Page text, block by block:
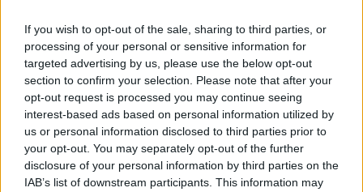
If you wish to opt-out of the sale, sharing to third parties, or
processing of your personal or sensitive information for
targeted advertising by us, please use the below opt-out
section to confirm your selection. Please note that after your
opt-out request is processed you may continue seeing
interest-based ads based on personal information utilized by
us or personal information disclosed to third parties prior to
your opt-out. You may separately opt-out of the further
disclosure of your personal information by third parties on the
IAB’s list of downstream participants. This information may
G. Vagnorius apie pirmą nepriklausomybės dešimtmetį:
papasakojo ir vieną kuriozą
Verslas
Gediminas Vagnorius: „Tai, kas vyksta Lietuvoje,
truputį pavojinga“